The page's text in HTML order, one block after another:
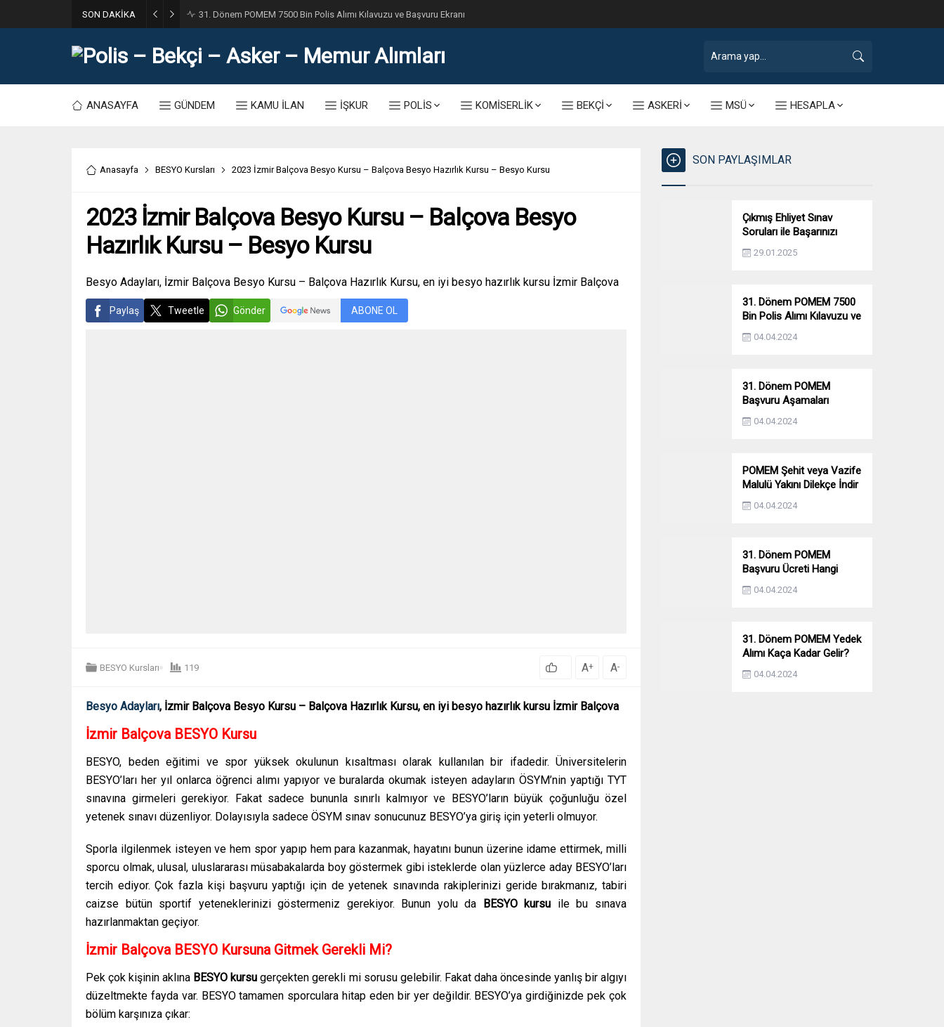
SON DAKİKA 31. Dönem POMEM 7500 Bin Polis Alımı Kılavuzu ve Başvuru Ekranı
ANASAYFA GÜNDEM KAMU İLAN İŞKUR POLİS KOMİSERLİK BEKÇİ ASKERİ MSÜ HESAPLA
Anasayfa BESYO Kursları 2023 İzmir Balçova Besyo Kursu – Balçova Besyo Hazırlık Kursu – Besyo Kursu
2023 İzmir Balçova Besyo Kursu – Balçova Besyo
Hazırlık Kursu – Besyo Kursu
Besyo Adayları, İzmir Balçova Besyo Kursu – Balçova Hazırlık Kursu, en iyi besyo hazırlık kursu İzmir Balçova
Paylaş Tweetle Gönder ABONE OL
BESYO Kursları 119 A+ A-
Besyo Adayları, İzmir Balçova Besyo Kursu – Balçova Hazırlık Kursu, en iyi besyo hazırlık kursu İzmir Balçova
İzmir Balçova BESYO Kursu
BESYO, beden eğitimi ve spor yüksek okulunun kısaltması olarak kullanılan bir ifadedir. Üniversitelerin
BESYO’ları her yıl onlarca öğrenci alımı yapıyor ve buralarda okumak isteyen adayların ÖSYM’nin yaptığı TYT
sınavına girmeleri gerekiyor. Fakat sadece bununla sınırlı kalmıyor ve BESYO’ların büyük çoğunluğu özel
yetenek sınavı düzenliyor. Dolayısıyla sadece ÖSYM sınav sonucunuz BESYO’ya giriş için yeterli olmuyor.
Sporla ilgilenmek isteyen ve hem spor yapıp hem para kazanmak, hayatını bunun üzerine idame ettirmek, milli
sporcu olmak, ulusal, uluslararası müsabakalarda boy göstermek gibi isteklerde olan yüzlerce aday BESYO’ları
tercih ediyor. Çok fazla kişi başvuru yaptığı için de yetenek sınavında rakiplerinizi geride bırakmanız, tabiri
caizse bütün sportif yeteneklerinizi göstermeniz gerekiyor. Bunun yolu da BESYO kursu ile bu sınava
hazırlanmaktan geçiyor.
İzmir Balçova BESYO Kursuna Gitmek Gerekli Mi?
Pek çok kişinin aklına BESYO kursugerçekten gerekli mi sorusu gelebilir. Fakat daha öncesinde yanlış bir algıyı
düzeltmekte fayda var. BESYO tamamen sporculara hitap eden bir yer değildir. BESYO’ya girdiğinizde pek çok
bölüm karşınıza çıkar:
SON PAYLAŞIMLAR
Çıkmış Ehliyet Sınav
Soruları ile Başarınızı
Artırın!
29.01.2025
31. Dönem POMEM 7500
Bin Polis Alımı Kılavuzu ve
Başvuru Ekranı
04.04.2024
31. Dönem POMEM
Başvuru Aşamaları
Nelerdir? Ön Sağlık –
Parkur – Mülakat
04.04.2024
POMEM Şehit veya Vazife
Malulü Yakını Dilekçe İndir
04.04.2024
31. Dönem POMEM
Başvuru Ücreti Hangi
Bankaya Yatırılacak?
04.04.2024
31. Dönem POMEM Yedek
Alımı Kaça Kadar Gelir?
Yıllara Göre Yedek Alımı
04.04.2024